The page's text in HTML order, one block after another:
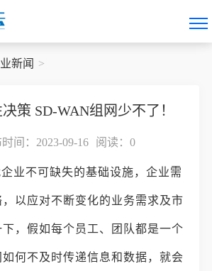
新闻
策 SD-WAN组网少不了！
间：2023-09-16 阅读： 0
业不可缺失的基础设施，企业需
以应对不断变化的业务需求及市
，假如每个员工、团队都是一个
何不及时传递信息和数据，就会